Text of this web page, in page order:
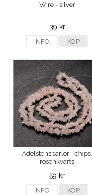
Wire - silver
39 kr
INFO KÖP
Ädelstenspärlor - chips,
rosenkvarts
59 kr
INFO KÖP